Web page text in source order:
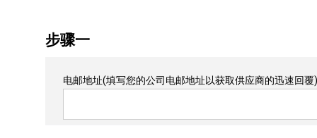
步骤一
电邮地址(填写您的公司电邮地址以获取供应商的迅速回覆)